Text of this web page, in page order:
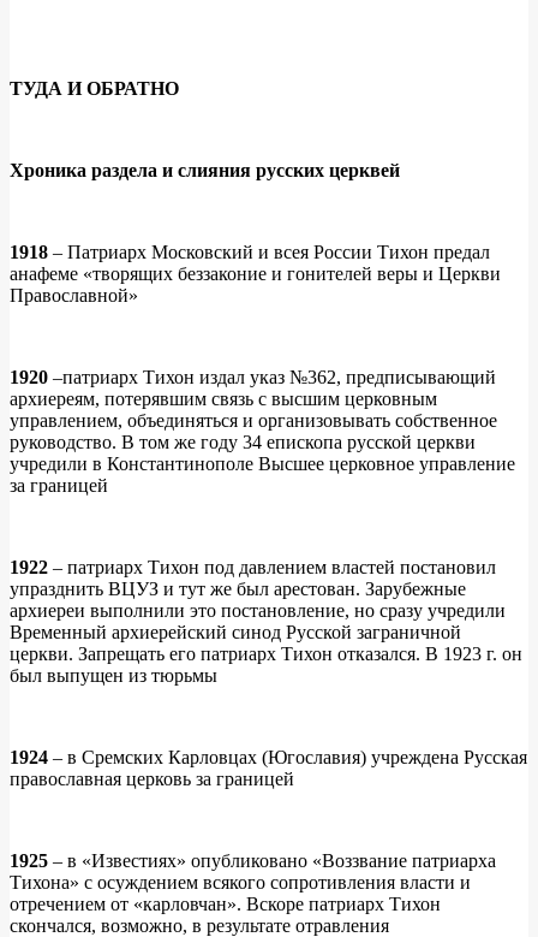
ТУДА И ОБРАТНО
Хроника раздела и слияния русских церквей
1918 – Патриарх Московский и всея России Тихон предал
анафеме «творящих беззаконие и гонителей веры и Церкви
Православной»
1920 –патриарх Тихон издал указ №362, предписывающий
архиереям, потерявшим связь с высшим церковным
управлением, объединяться и организовывать собственное
руководство. В том же году 34 епископа русской церкви
учредили в Константинополе Высшее церковное управление
за границей
1922 – патриарх Тихон под давлением властей постановил
упразднить ВЦУЗ и тут же был арестован. Зарубежные
архиереи выполнили это постановление, но сразу учредили
Временный архиерейский синод Русской заграничной
церкви. Запрещать его патриарх Тихон отказался. В 1923 г. он
был выпущен из тюрьмы
1924 – в Сремских Карловцах (Югославия) учреждена Русская
православная церковь за границей
1925 – в «Известиях» опубликовано «Воззвание патриарха
Тихона» с осуждением всякого сопротивления власти и
отречением от «карловчан». Вскоре патриарх Тихон
скончался, возможно, в результате отравления